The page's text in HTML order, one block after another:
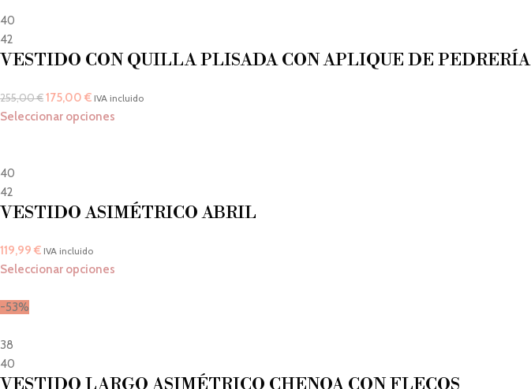
40
42
VESTIDO CON QUILLA PLISADA CON APLIQUE DE PEDRERÍA
255,00€175,00 € IVA incluido
Seleccionar opciones
40
42
VESTIDO ASIMÉTRICO ABRIL
119,99 € IVA incluido
Seleccionar opciones
-53%
38
40
VESTIDO LARGO ASIMÉTRICO CHENOA CON FLECOS